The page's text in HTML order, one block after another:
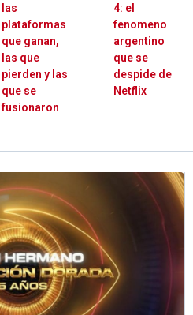
las
plataformas
que ganan,
las que
pierden y las
que se
fusionaron
4: el
fenomeno
argentino
que se
despide de
Netflix